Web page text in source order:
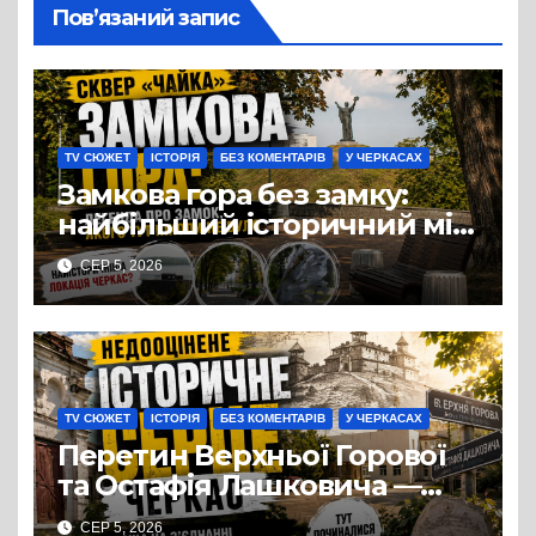
Пов’язаний запис
TV СЮЖЕТ ІСТОРІЯ БЕЗ КОМЕНТАРІВ У ЧЕРКАСАХ
Замкова гора без замку:
найбільший історичний міф
Черкас
СЕР 5, 2026
TV СЮЖЕТ ІСТОРІЯ БЕЗ КОМЕНТАРІВ У ЧЕРКАСАХ
Перетин Верхньої Горової
та Остафія Лашковича —
історичне серце Черкас.
СЕР 5, 2026